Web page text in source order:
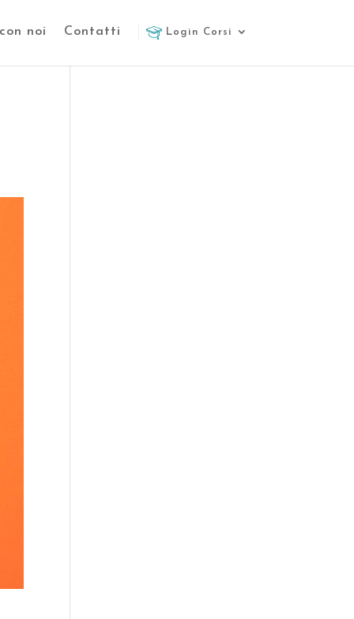
noi Contatti Login Corsi